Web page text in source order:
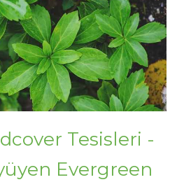
Tesisleri -
Evergreen